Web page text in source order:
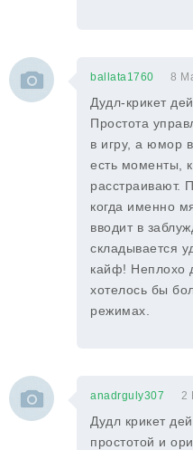
ballata1760 8
Дудл-крикет
Простота
в игру, а юмор
есть моменты,
расстраивают.
когда именно
вводит в
складывается
кайф! Неплохо
хотелось бы
режимах.
anadrguly307 2
Дудл крикет
простотой и